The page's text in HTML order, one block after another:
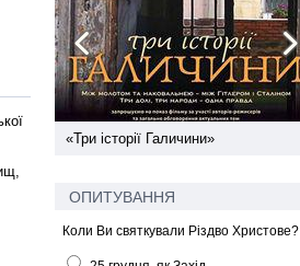
«Три історії Галичини»
ОПИТУВАННЯ
Коли Ви святкували Різдво Христове?